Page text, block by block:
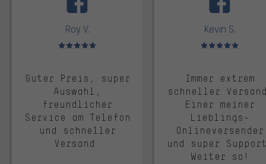
Roy V.
Bewertungen: 5 von 5
Guter Preis, super
Auswahl,
freundlicher
Service am Telefon
und schneller
Versand.
Kevin S.
Bewertungen: 5 von 5
Immer extrem
schneller
Einer meiner
Lieblings-
Onlineversender
und super
Weiter so!